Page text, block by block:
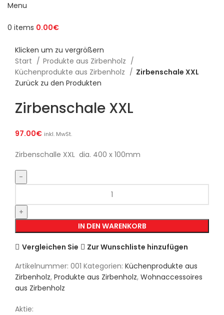
Menu
0 items 0.00€
Klicken um zu vergrößern
Start
Produkte aus Zirbenholz
Küchenprodukte aus Zirbenholz
Zirbenschale XXL
Zurück zu den Produkten
Zirbenschale XXL
97.00€ inkl. MwSt.
Zirbenschalle XXL dia. 400 x 100mm
IN DEN WARENKORB
Vergleichen Sie
Zur Wunschliste hinzufügen
Artikelnummer: 001 Kategorien: Küchenprodukte aus
Zirbenholz, Produkte aus Zirbenholz, Wohnaccessoires
aus Zirbenholz
Aktie: